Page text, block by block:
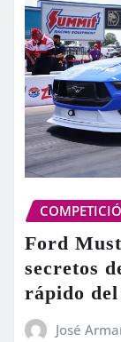
Ford
secretos
rápido
José